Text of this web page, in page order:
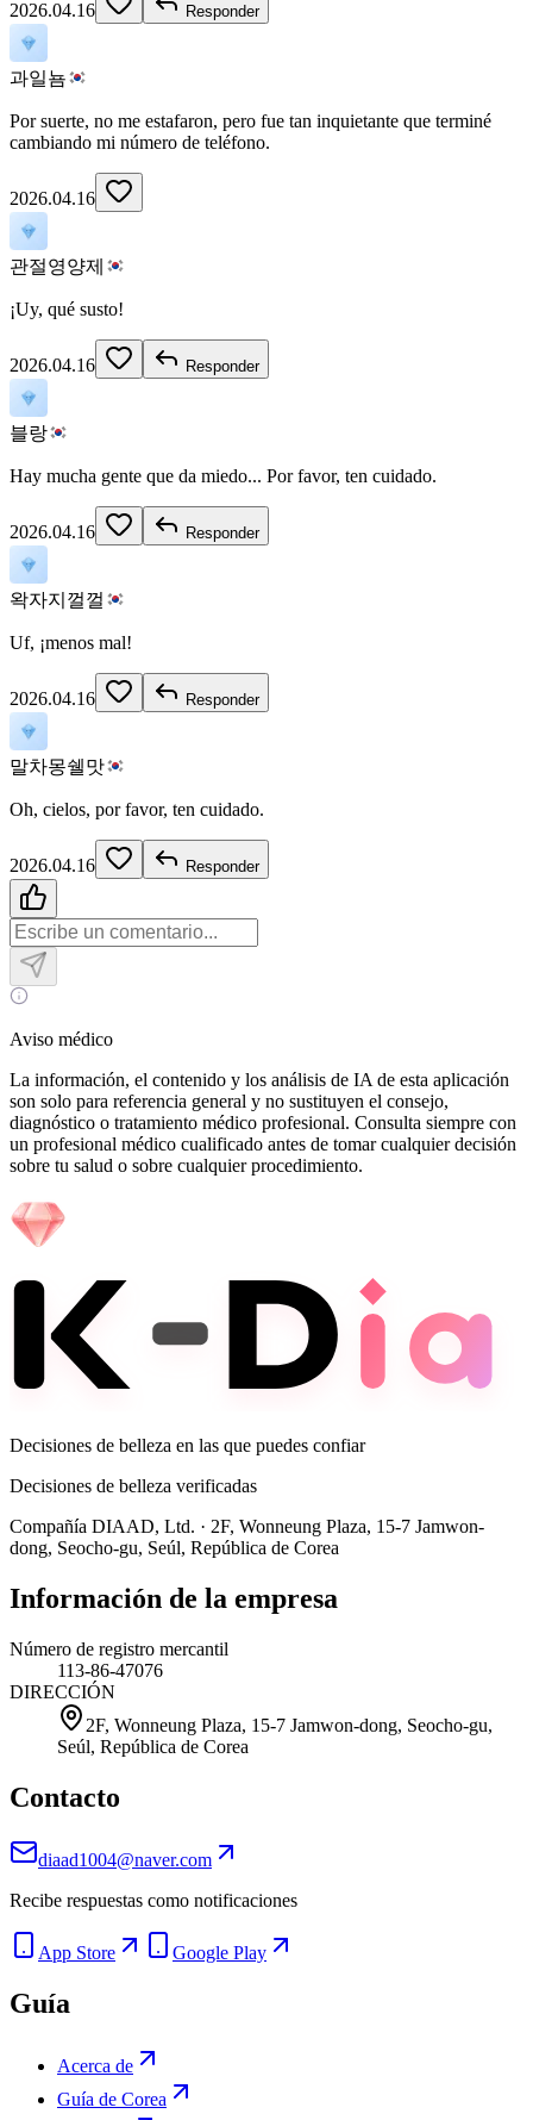
2026.04.16 Responder
과일뇸
Por suerte, no me estafaron, pero fue tan inquietante que terminé
cambiando mi número de teléfono.
2026.04.16
관절영양제
¡Uy, qué susto!
2026.04.16 Responder
블랑
Hay mucha gente que da miedo... Por favor, ten cuidado.
2026.04.16 Responder
왁자지껄껄
Uf, ¡menos mal!
2026.04.16 Responder
말차몽쉘맛
Oh, cielos, por favor, ten cuidado.
2026.04.16 Responder
Aviso médico
La información, el contenido y los análisis de IA de esta aplicación
son solo para referencia general y no sustituyen el consejo,
diagnóstico o tratamiento médico profesional. Consulta siempre con
un profesional médico cualificado antes de tomar cualquier decisión
sobre tu salud o sobre cualquier procedimiento.
Decisiones de belleza en las que puedes confiar
Decisiones de belleza verificadas
Compañía DIAAD, Ltd. · 2F, Wonneung Plaza, 15-7 Jamwon-
dong, Seocho-gu, Seúl, República de Corea
Información de la empresa
Número de registro mercantil
113-86-47076
DIRECCIÓN
2F, Wonneung Plaza, 15-7 Jamwon-dong, Seocho-gu,
Seúl, República de Corea
Contacto
diaad1004@naver.com
Recibe respuestas como notificaciones
App Store Google Play
Guía
Acerca de
Guía de Corea